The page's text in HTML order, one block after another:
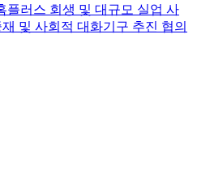
플러스 회생 및 대규모 실업 사
및 사회적 대화기구 추진 협의